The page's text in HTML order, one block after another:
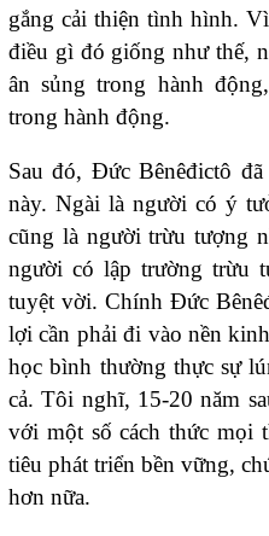
gắng cải thiện tình hình.
điều gì đó giống như thế,
ân sủng trong hành
trong hành động.
Sau đó, Đức Bênêđictô
này. Ngài là người có ý
cũng là người trừu tượng
người có lập trường trừu
tuyệt vời. Chính Đức
lợi cần phải đi vào nền
học bình thường thực sự
cả. Tôi nghĩ, 15-20 năm
với một số cách thức mọi
tiêu phát triển bền vững,
hơn nữa.